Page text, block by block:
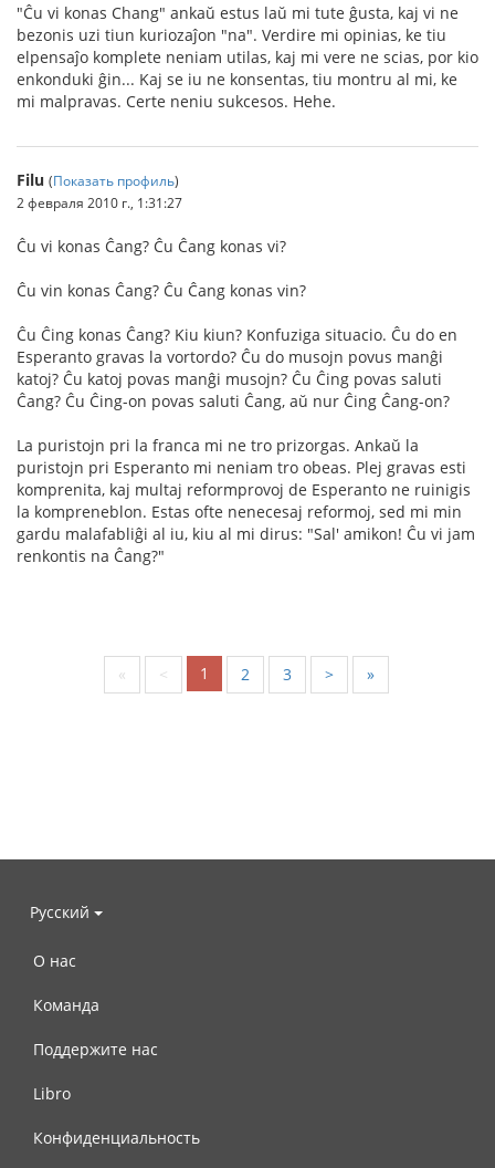
"Ĉu vi konas Chang" ankaŭ estus laŭ mi tute ĝusta, kaj vi ne
bezonis uzi tiun kuriozaĵon "na". Verdire mi opinias, ke tiu
elpensaĵo komplete neniam utilas, kaj mi vere ne scias, por kio
enkonduki ĝin... Kaj se iu ne konsentas, tiu montru al mi, ke
mi malpravas. Certe neniu sukcesos. Hehe.
Filu (Показать профиль)
2 февраля 2010 г., 1:31:27
Ĉu vi konas Ĉang? Ĉu Ĉang konas vi?
Ĉu vin konas Ĉang? Ĉu Ĉang konas vin?
Ĉu Ĉing konas Ĉang? Kiu kiun? Konfuziga situacio. Ĉu do en
Esperanto gravas la vortordo? Ĉu do musojn povus manĝi
katoj? Ĉu katoj povas manĝi musojn? Ĉu Ĉing povas saluti
Ĉang? Ĉu Ĉing-on povas saluti Ĉang, aŭ nur Ĉing Ĉang-on?
La puristojn pri la franca mi ne tro prizorgas. Ankaŭ la
puristojn pri Esperanto mi neniam tro obeas. Plej gravas esti
komprenita, kaj multaj reformprovoj de Esperanto ne ruinigis
la kompreneblon. Estas ofte nenecesaj reformoj, sed mi min
gardu malafabliĝi al iu, kiu al mi dirus: "Sal' amikon! Ĉu vi jam
renkontis na Ĉang?"
« < 1 2 3 > »
Русский
О нас
Команда
Поддержите нас
Libro
Конфиденциальность